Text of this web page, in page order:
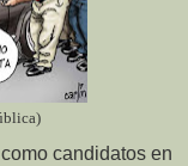
candidatos en